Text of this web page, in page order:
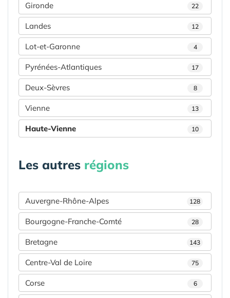
Gironde 22
Landes 12
Lot-et-Garonne 4
Pyrénées-Atlantiques 17
Deux-Sèvres 8
Vienne 13
Haute-Vienne 10
Les autres régions
Auvergne-Rhône-Alpes 128
Bourgogne-Franche-Comté 28
Bretagne 143
Centre-Val de Loire 75
Corse 6